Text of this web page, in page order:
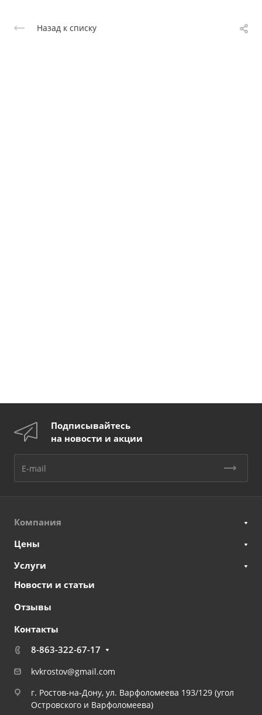
Назад к списку
Подписывайтесь
на новости и акции
Компания
Цены
Услуги
Новости и статьи
Отзывы
Контакты
8-863-322-67-17
kvkrostov@gmail.com
г. Ростов-на-Дону, ул. Варфоломеева 193/129 (угол
Островского и Варфоломеева)